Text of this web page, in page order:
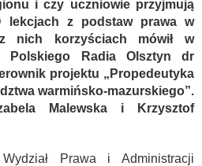
i czy uczniowie przyjmują
lekcjach z podstaw prawa w
nich korzyściach mówił w
Polskiego Radia Olsztyn dr
projektu „Propedeutyka
warmińsko-mazurskiego”.
Malewska i Krzysztof
Prawa i Administracji